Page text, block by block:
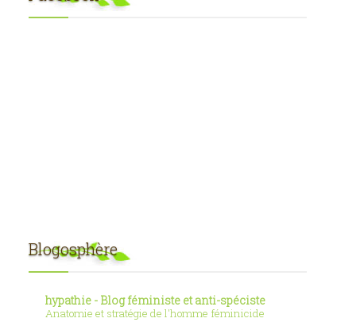
Blogosphère
hypathie - Blog féministe et anti-spéciste
Anatomie et stratégie de l'homme féminicide